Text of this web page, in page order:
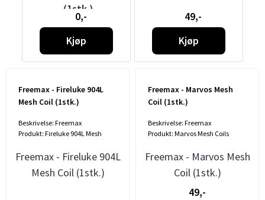
(1stk.)
0,-
Kjøp
49,-
Kjøp
Freemax - Fireluke 904L
Mesh Coil (1stk.)
Beskrivelse: Freemax
Produkt: Fireluke 904L Mesh
Freemax - Fireluke 904L
Mesh Coil (1stk.)
Freemax - Marvos Mesh
Coil (1stk.)
Beskrivelse: Freemax
Produkt: Marvos Mesh Coils
Freemax - Marvos Mesh
Coil (1stk.)
49,-